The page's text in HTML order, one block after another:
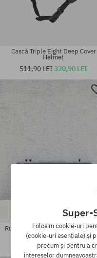
Mărimi existente:
Cască Triple Eight Deep Cover
Helmet
511,90 LEI320,90 LEI
Rulmenți FKD Fkd Pro Greg
177,90 LEI
Super-
Folosim cookie-uri
(cookie-uri esențiale) și
precum și pentru a
intereselor